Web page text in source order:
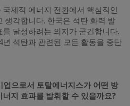
제적 에너지 전환에서 핵심적인
생각합니다. 한국은 석탄 화력 발
달성하려는 의지가 굳건합니다.
석탄과 관련된 모든 활동을 중단
업으로서 토탈에너지스가 어떤 방
지 효과를 발휘할 수 있을까요?